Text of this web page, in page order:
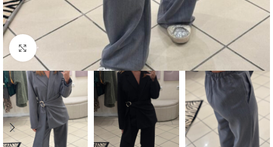
Click to enlarge